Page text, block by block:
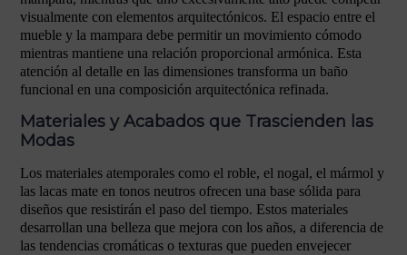
visualmente con elementos arquitectónicos. El espacio entre el
mueble y la mampara debe permitir un movimiento cómodo
mientras mantiene una relación proporcional armónica. Esta
atención al detalle en las dimensiones transforma un baño
funcional en una composición arquitectónica refinada.
Materiales y Acabados que Trascienden las
Modas
Los materiales atemporales como el roble, el nogal, el mármol y
las lacas mate en tonos neutros ofrecen una base sólida para
diseños que resistirán el paso del tiempo. Estos materiales
desarrollan una belleza que mejora con los años, a diferencia de
las tendencias cromáticas o texturas que pueden envejecer